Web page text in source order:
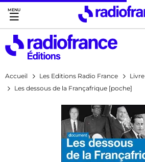
Accès direct :
Menu principal
Contenu
Accueil Les Editions Radio France
Livre
Les dessous de la Françafrique [poche]